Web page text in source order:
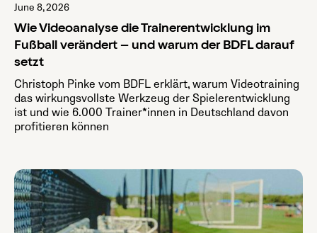
June 8, 2026
Wie Videoanalyse die Trainerentwicklung im
Fußball verändert – und warum der BDFL darauf
setzt
Christoph Pinke vom BDFL erklärt, warum Videotraining
das wirkungsvollste Werkzeug der Spielerentwicklung
ist und wie 6.000 Trainer*innen in Deutschland davon
profitieren können